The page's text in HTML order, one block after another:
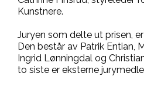
Kunstnere.
Juryen som delte ut prisen,
Den består av Patrik Entian,
Ingrid Lønningdal og
to siste er eksterne